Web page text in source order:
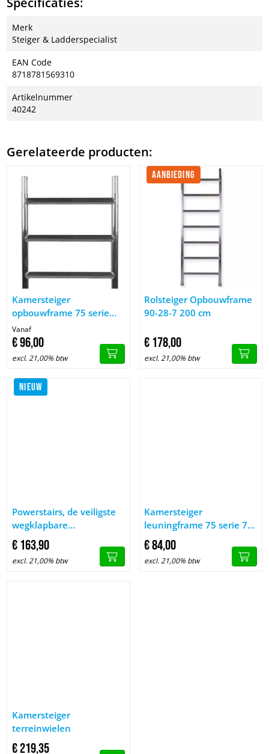
Merk
Steiger & Ladderspecialist
EAN Code
8718781569310
Artikelnummer
40242
Gerelateerde producten:
Afbeelding Kamersteiger opbouwframe 75 serie 100-200 cm
Kamersteiger
opbouwframe 75 serie
100-200 cm
Vanaf
€96,00
excl. 21,00% btw
AANBIEDING
Afbeelding Rolsteiger
Rolsteiger Opbouwframe
90-28-7 200 cm
€178,00
excl. 21,00% btw
NIEUW
Afbeelding Powerstairs, de veiligste wegklapbare
Powerstairs, de veiligste
wegklapbare
vouwsteigertrap
€163,90
excl. 21,00% btw
Afbeelding Kamersteiger
Kamersteiger
leuningframe 75 serie 75-
50-2
€84,00
excl. 21,00% btw
Afbeelding Kamersteiger terreinwielen
Kamersteiger
terreinwielen
€219,35